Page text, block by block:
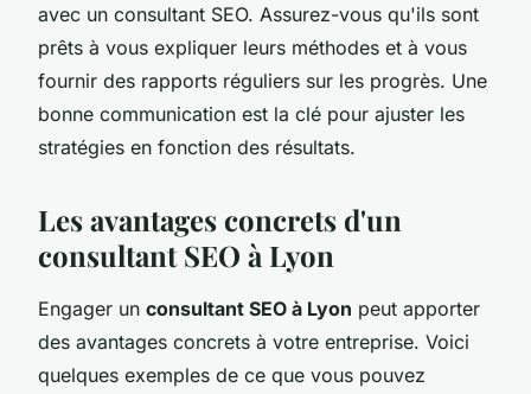
avec un consultant SEO. Assurez-vous qu'ils sont
prêts à vous expliquer leurs méthodes et à vous
fournir des rapports réguliers sur les progrès. Une
bonne communication est la clé pour ajuster les
stratégies en fonction des résultats.
Les avantages concrets d'un
consultant SEO à Lyon
Engager un consultant SEO à Lyon peut apporter
des avantages concrets à votre entreprise. Voici
quelques exemples de ce que vous pouvez